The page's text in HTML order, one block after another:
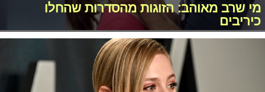
מי שרב מאוהב: הזוגות מהסדרות שהחלו
כיריבים